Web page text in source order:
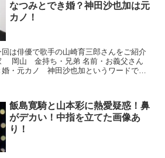
なつみとでき婚？神田沙也加は元
カノ！
は俳優で歌手の山崎育三郎さんをご紹介
岡山 金持ち・兄弟 名前・お義父さん
・元カノ 神田沙也加というワードで調
飯島寛騎と山本彩に熱愛疑惑！鼻
がデカい！中指を立てた画像あ
り！